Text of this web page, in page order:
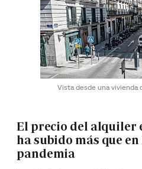
Vista desde una vivienda
El precio del alquiler
ha subido más que
pandemia